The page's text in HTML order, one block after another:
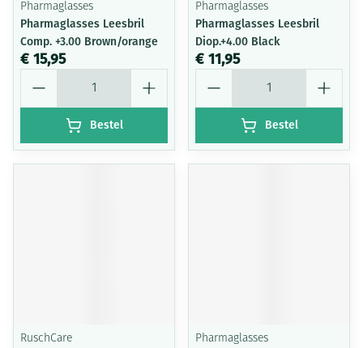
Pharmaglasses
Pharmaglasses Leesbril
Comp. +3.00 Brown/orange
€ 15,95
Bestel
Pharmaglasses
Pharmaglasses Leesbril
Diop.+4.00 Black
€ 11,95
Bestel
RuschCare Pharmaglasses